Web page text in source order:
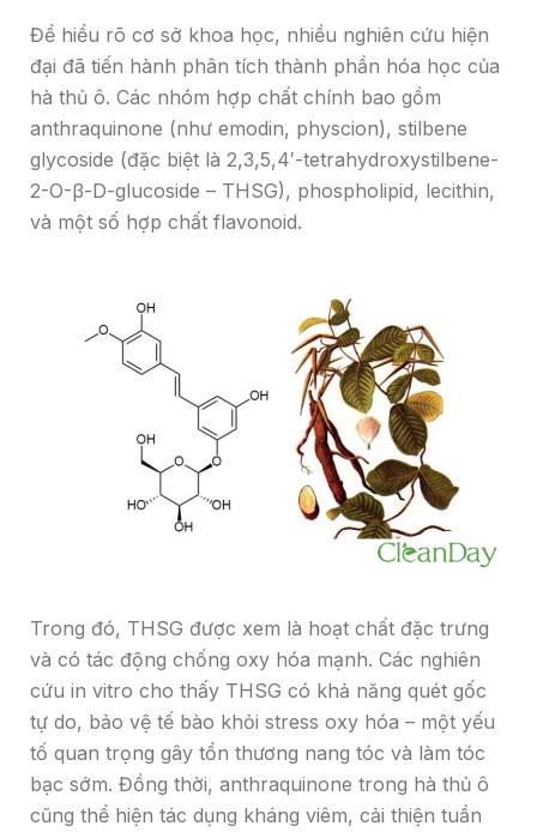
Để hiểu rõ cơ sở khoa học, nhiều nghiên cứu hiện
đại đã tiến hành phân tích thành phần hóa học của
hà thủ ô. Các nhóm hợp chất chính bao gồm
anthraquinone (như emodin, physcion), stilbene
glycoside (đặc biệt là 2,3,5,4′-tetrahydroxystilbene-
2-O-β-D-glucoside – THSG), phospholipid, lecithin,
và một số hợp chất flavonoid.
Trong đó, THSG được xem là hoạt chất đặc trưng
và có tác động chống oxy hóa mạnh. Các nghiên
cứu in vitro cho thấy THSG có khả năng quét gốc
tự do, bảo vệ tế bào khỏi stress oxy hóa – một yếu
tố quan trọng gây tổn thương nang tóc và làm tóc
bạc sớm. Đồng thời, anthraquinone trong hà thủ ô
cũng thể hiện tác dụng kháng viêm, cải thiện tuần